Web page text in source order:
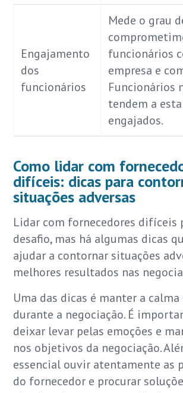
Engajamento
dos
funcionários
Mede o grau
funcionários
empresa e
Funcionários
tendem a
engajados.
Como lidar com
difíceis: dicas para
situações adversas
Lidar com fornecedores difíceis
desafio, mas há algumas dicas
ajudar a contornar situações
melhores resultados nas
Uma das dicas é manter a
durante a negociação. É
deixar levar pelas emoções e
nos objetivos da negociação.
essencial ouvir atentamente as
do fornecedor e procurar